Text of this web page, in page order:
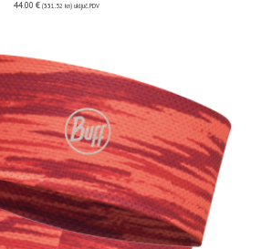
44.00 € (331.52 kn) uključ. PDV